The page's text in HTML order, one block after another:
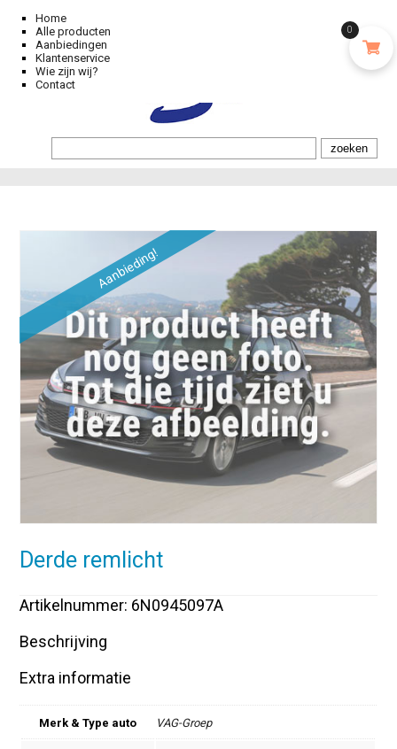
Home
Alle producten
Aanbiedingen
Klantenservice
Wie zijn wij?
Contact
Aanbieding!
Derde remlicht
Artikelnummer: 6N0945097A
Beschrijving
Extra informatie
Merk & Type auto VAG-Groep
0